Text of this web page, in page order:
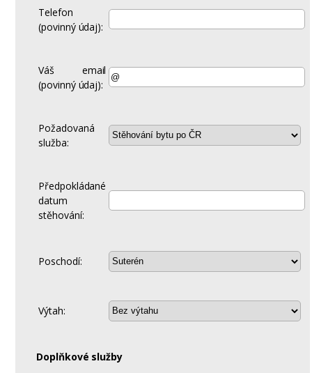
Telefon
(povinný údaj):
Váš email
(povinný údaj):
Požadovaná
služba:
Předpokládané
datum
stěhování:
Poschodí:
Výtah:
Doplňkové služby